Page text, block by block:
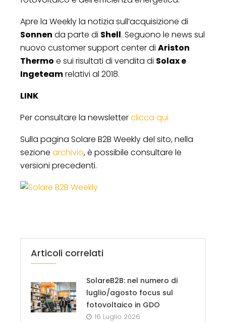
Apre la Weekly la notizia sull’acquisizione di
Sonnen da parte di Shell. Seguono le news sul
nuovo customer support center di Ariston
Thermo e sui risultati di vendita di Solax e
Ingeteamrelativi al 2018.
LINK
Per consultare la newsletterclicca qui
Sulla pagina Solare B2B Weekly del sito, nella
sezione archivio, è possibile consultare le
versioni precedenti.
Articoli correlati
SolareB2B: nel numero di
luglio/agosto focus sul
fotovoltaico in GDO
16 Luglio 2026